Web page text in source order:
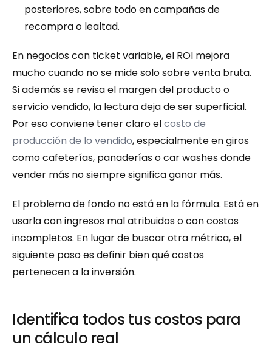
posteriores, sobre todo en campañas de
recompra o lealtad.
En negocios con ticket variable, el ROI mejora
mucho cuando no se mide solo sobre venta bruta.
Si además se revisa el margen del producto o
servicio vendido, la lectura deja de ser superficial.
Por eso conviene tener claro el costo de
producción de lo vendido, especialmente en giros
como cafeterías, panaderías o car washes donde
vender más no siempre significa ganar más.
El problema de fondo no está en la fórmula. Está en
usarla con ingresos mal atribuidos o con costos
incompletos. En lugar de buscar otra métrica, el
siguiente paso es definir bien qué costos
pertenecen a la inversión.
Identifica todos tus costos para
un cálculo real